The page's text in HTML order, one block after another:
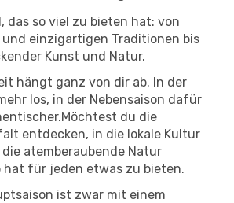
das so viel zu bieten hat: von
einzigartigen Traditionen bis
Kunst und Natur.
hängt ganz von dir ab. In der
los, in der Nebensaison dafür
du die
entdecken, in die lokale Kultur
atemberaubende Natur
hat für jeden etwas zu bieten.
ist zwar mit einem